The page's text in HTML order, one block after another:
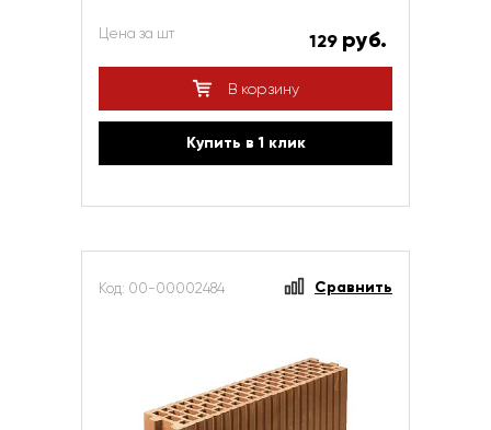
Цена за шт 129 руб.
В корзину
Купить в 1 клик
Код: 00-00002484 Сравнить